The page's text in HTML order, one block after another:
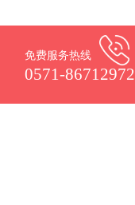
免费服务热线
0571-86712972